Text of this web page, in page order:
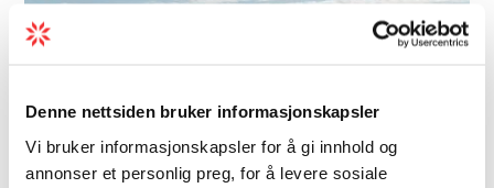
Denne nettsiden bruker informasjonskapsler
Vi bruker informasjonskapsler for å gi innhold og
annonser et personlig preg, for å levere sosiale